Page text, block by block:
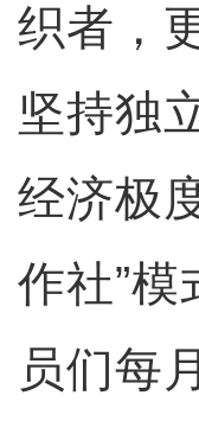
织者，
坚持独
经济极
作社”
员们每